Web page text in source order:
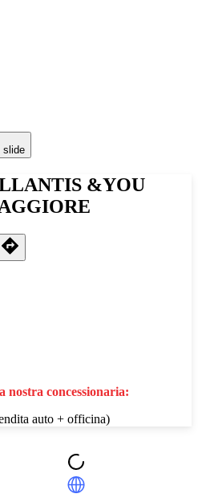
slide
&YOU
concessionaria:
auto + officina)